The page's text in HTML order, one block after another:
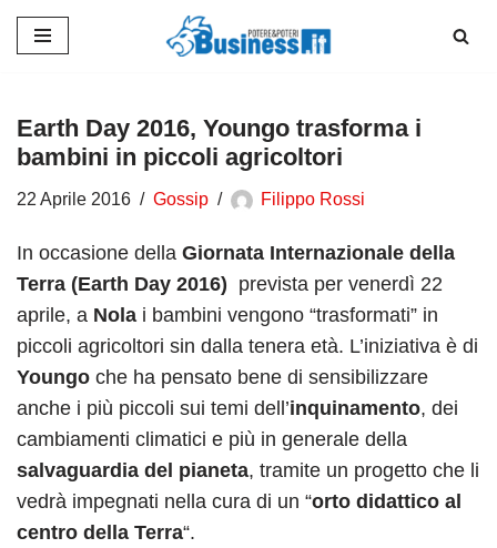
contenuto
Earth Day 2016, Youngo trasforma i
bambini in piccoli agricoltori
22 Aprile 2016 Gossip Filippo Rossi
In occasione della Giornata Internazionale della
Terra (Earth Day 2016) prevista per venerdì 22
aprile, a Nola i bambini vengono “trasformati” in
piccoli agricoltori sin dalla tenera età. L’iniziativa è di
Youngo che ha pensato bene di sensibilizzare
anche i più piccoli sui temi dell’inquinamento, dei
cambiamenti climatici e più in generale della
salvaguardia del pianeta, tramite un progetto che li
vedrà impegnati nella cura di un “orto didattico al
centro della Terra“.